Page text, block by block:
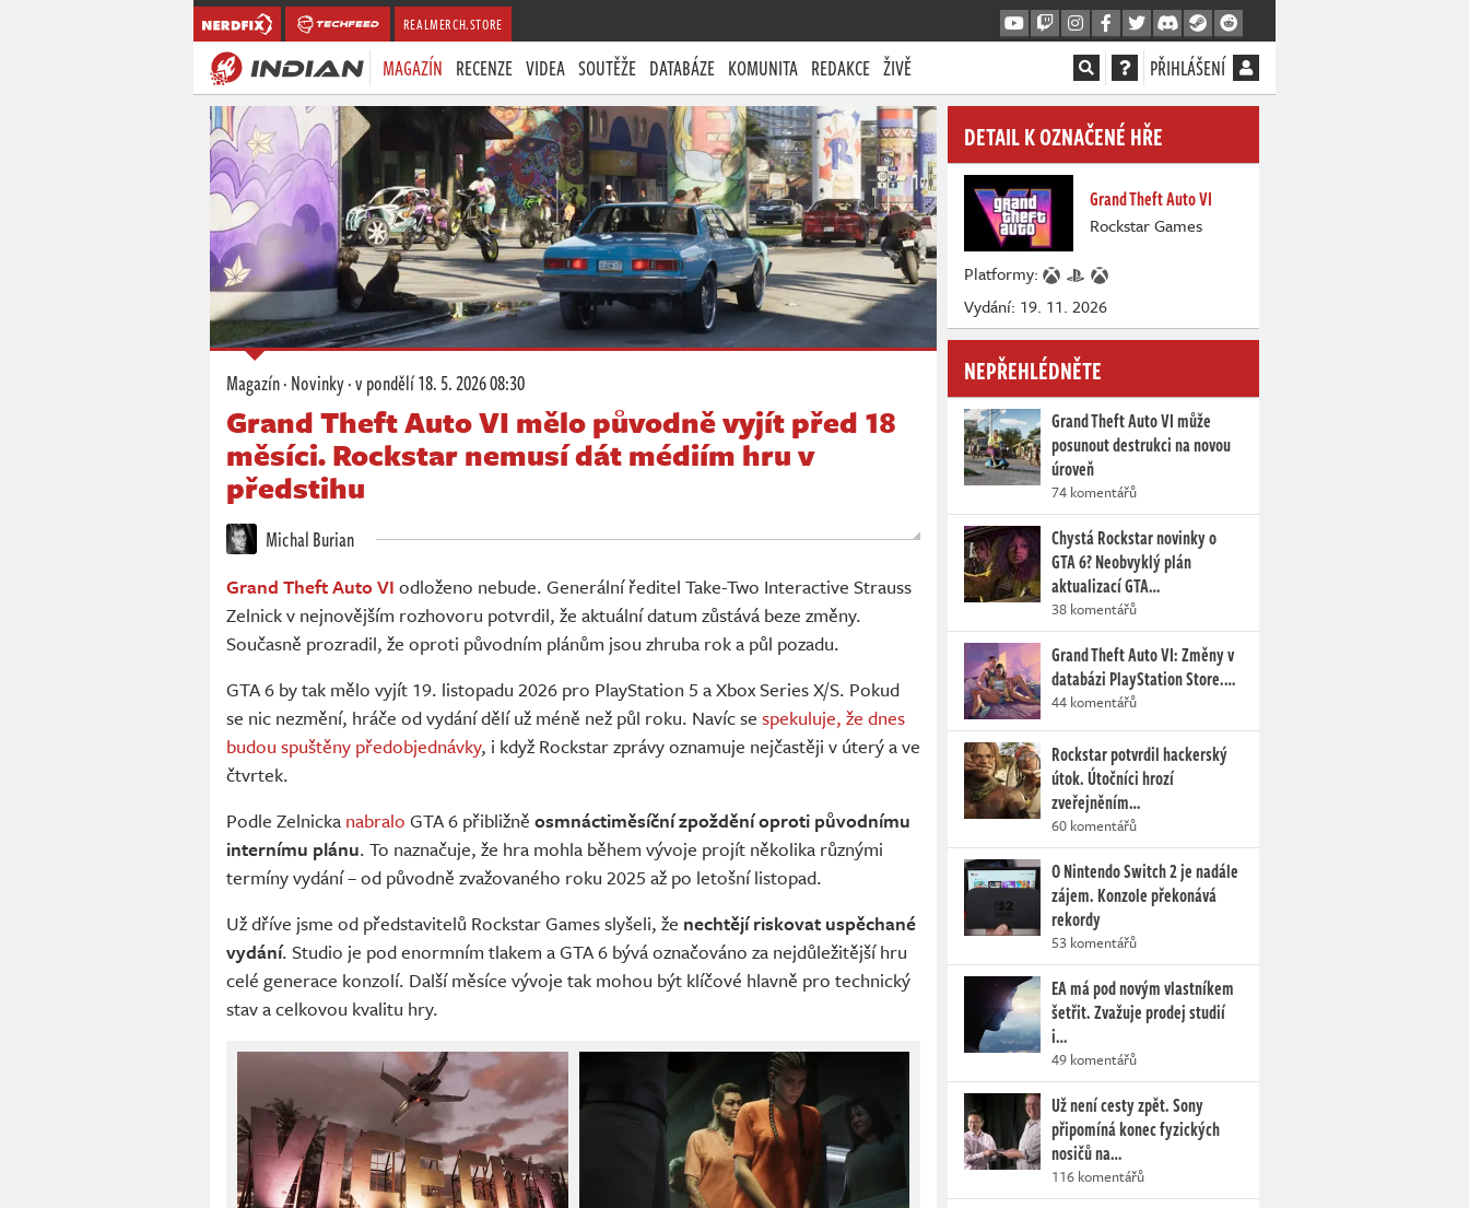
REALMERCH.STORE
MAGAZÍN RECENZE VIDEA SOUTĚŽE DATABÁZE KOMUNITA REDAKCE ŽIVĚ PŘIHLÁŠENÍ
Magazín·Novinky·v pondělí18. 5. 2026 08:30
Grand Theft Auto VI mělo původně vyjít před 18
měsíci. Rockstar nemusí dát médiím hru v
předstihu
Michal Burian
Grand Theft Auto VI odloženo nebude. Generální ředitel Take-Two Interactive Strauss
Zelnick v nejnovějším rozhovoru potvrdil, že aktuální datum zůstává beze změny.
Současně prozradil, že oproti původním plánům jsou zhruba rok a půl pozadu.
GTA 6 by tak mělo vyjít 19. listopadu 2026 pro PlayStation 5 a Xbox Series X/S. Pokud
se nic nezmění, hráče od vydání dělí už méně než půl roku. Navíc se spekuluje, že dnes
budou spuštěny předobjednávky, i když Rockstar zprávy oznamuje nejčastěji v úterý a ve
čtvrtek.
Podle Zelnicka nabralo GTA 6 přibližně osmnáctiměsíční zpožděníoproti původnímu
internímu plánu. To naznačuje, že hra mohla během vývoje projít několika různými
termíny vydání – od původně zvažovaného roku 2025 až po letošní listopad.
Už dříve jsme od představitelů Rockstar Games slyšeli, že nechtějí riskovat uspěchané
vydání. Studio je pod enormním tlakem a GTA 6 bývá označováno za nejdůležitější hru
celé generace konzolí. Další měsíce vývoje tak mohou být klíčové hlavně pro technický
stav a celkovou kvalitu hry.
DETAIL K OZNAČENÉ HŘE
Grand Theft Auto VI
Rockstar Games
Platformy:
Vydání: 19. 11. 2026
NEPŘEHLÉDNĚTE
Grand Theft Auto VI může
posunout destrukci na novou
úroveň
74 komentářů
Chystá Rockstar novinky o
GTA 6? Neobvyklý plán
aktualizací GTA…
38 komentářů
Grand Theft Auto VI: Změny v
databázi PlayStation Store.…
44 komentářů
Rockstar potvrdil hackerský
útok. Útočníci hrozí
zveřejněním…
60 komentářů
O Nintendo Switch 2 je nadále
zájem. Konzole překonává
rekordy
53 komentářů
EA má pod novým vlastníkem
šetřit. Zvažuje prodej studií
i…
49 komentářů
Už není cesty zpět. Sony
připomíná konec fyzických
nosičů na…
116 komentářů